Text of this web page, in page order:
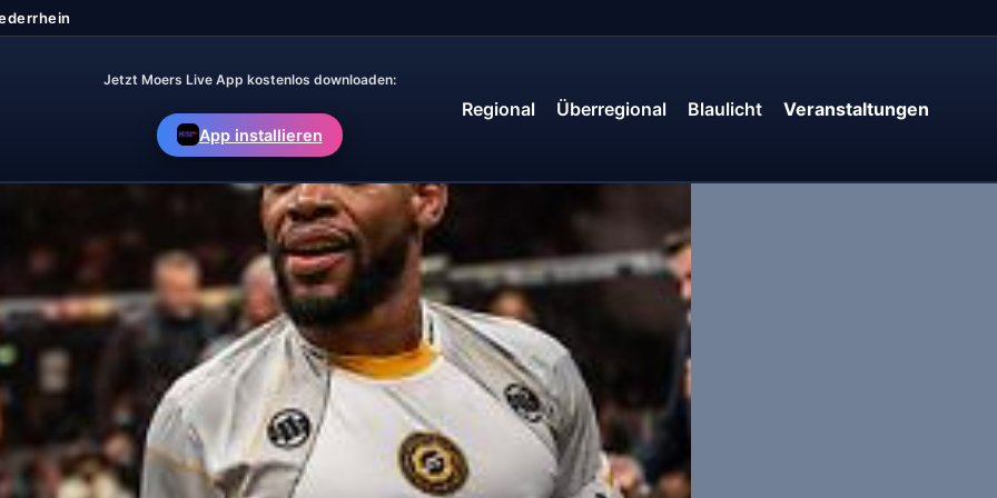
Jetzt Moers Live App kostenlos downloaden:
App installieren
Regional Überregional Blaulicht Veranstaltungen